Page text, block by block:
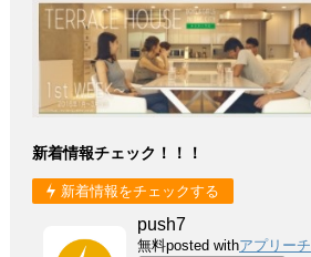
新着情報チェック！！！
新着情報をチェックする
push7
無料posted withアプリーチ